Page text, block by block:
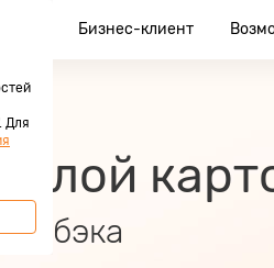
Бизнес-клиент
Для